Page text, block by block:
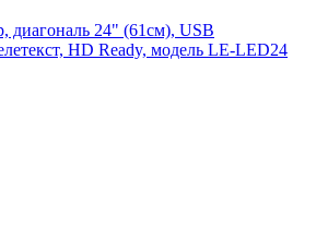
диагональ 24" (61см), USB
HD Ready, модель LE-LED24